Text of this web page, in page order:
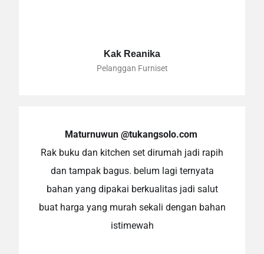
Kak Reanika
Pelanggan Furniset
Maturnuwun @tukangsolo.com
Rak buku dan kitchen set dirumah jadi rapih
dan tampak bagus. belum lagi ternyata
bahan yang dipakai berkualitas jadi salut
buat harga yang murah sekali dengan bahan
istimewah